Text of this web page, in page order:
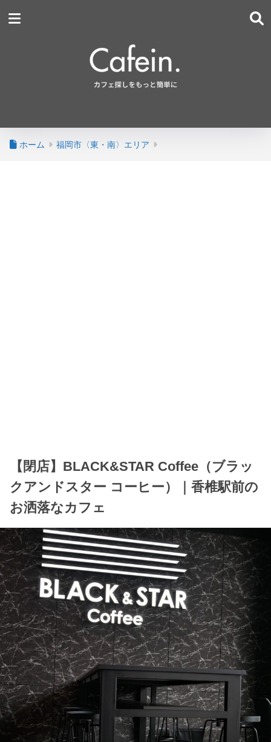
ホーム 福岡市〈東・南〉エリア
【閉店】BLACK&STAR Coffee（ブラッ
クアンドスター コーヒー）｜香椎駅前の
お洒落なカフェ